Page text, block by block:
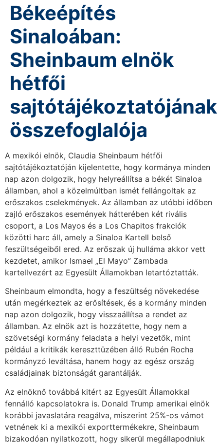
Békeépítés
Sinaloában:
Sheinbaum elnök
hétfői
sajtótájékoztatójának
összefoglalója
A mexikói elnök, Claudia Sheinbaum hétfői
sajtótájékoztatóján kijelentette, hogy kormánya minden
nap azon dolgozik, hogy helyreállítsa a békét Sinaloa
államban, ahol a közelmúltban ismét fellángoltak az
erőszakos cselekmények. Az államban az utóbbi időben
zajló erőszakos események hátterében két rivális
csoport, a Los Mayos és a Los Chapitos frakciók
közötti harc áll, amely a Sinaloa Kartell belső
feszültségeiből ered. Az erőszak új hulláma akkor vett
kezdetet, amikor Ismael „El Mayo” Zambada
kartellvezért az Egyesült Államokban letartóztatták.
Sheinbaum elmondta, hogy a feszültség növekedése
után megérkeztek az erősítések, és a kormány minden
nap azon dolgozik, hogy visszaállítsa a rendet az
államban. Az elnök azt is hozzátette, hogy nem a
szövetségi kormány feladata a helyi vezetők, mint
például a kritikák kereszttüzében álló Rubén Rocha
kormányzó leváltása, hanem hogy az egész ország
családjainak biztonságát garantálják.
Az elnöknő továbbá kitért az Egyesült Államokkal
fennálló kapcsolatokra is. Donald Trump amerikai elnök
korábbi javaslatára reagálva, miszerint 25%-os vámot
vetnének ki a mexikói exporttermékekre, Sheinbaum
bizakodóan nyilatkozott, hogy sikerül megállapodniuk